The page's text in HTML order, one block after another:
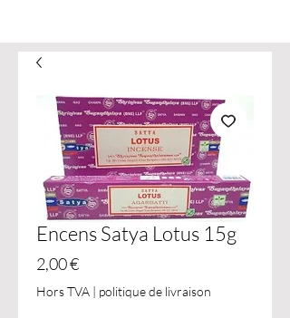
Encens Satya Lotus 15g
2,00 €Prix
Hors TVA | politique de livraison